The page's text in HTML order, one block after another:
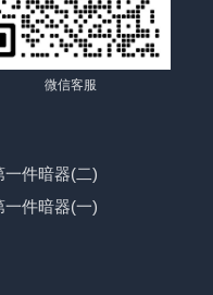
微信客服
一件暗器(二)
一件暗器(一)